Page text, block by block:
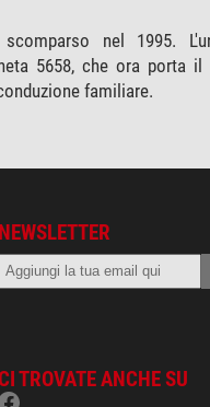
nel 1995.
5658, che ora porta il
familiare.
NEWSLETTER
TROVATE ANCHE SU